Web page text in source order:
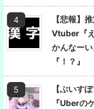
【悲報】
Vtuber『
かんなー
『！？』
【ぶいす
『Uberの